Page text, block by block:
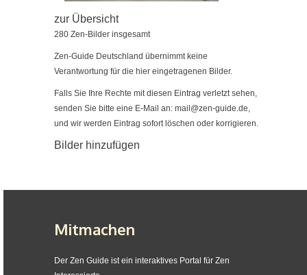
zur Übersicht
280 Zen-Bilder insgesamt
Zen-Guide Deutschland übernimmt keine
Verantwortung für die hier eingetragenen Bilder.
Falls Sie Ihre Rechte mit diesen Eintrag verletzt sehen,
senden Sie bitte eine E-Mail an: mail@zen-guide.de,
und wir werden Eintrag sofort löschen oder korrigieren.
Bilder hinzufügen
Mitmachen
Der Zen Guide ist ein interaktives Portal für Zen